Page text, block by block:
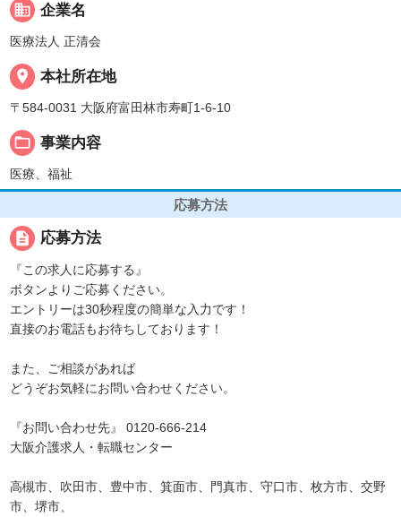
business 企業名
医療法人 正清会
place 本社所在地
〒584-0031 大阪府富田林市寿町1-6-10
folder_open 事業内容
医療、福祉
応募方法
description 応募方法
『この求人に応募する』
ボタンよりご応募ください。
エントリーは30秒程度の簡単な入力です！
直接のお電話もお待ちしております！
また、ご相談があれば
どうぞお気軽にお問い合わせください。
『お問い合わせ先』 0120-666-214
大阪介護求人・転職センター
高槻市、吹田市、豊中市、箕面市、門真市、守口市、枚方市、交野
市、堺市、